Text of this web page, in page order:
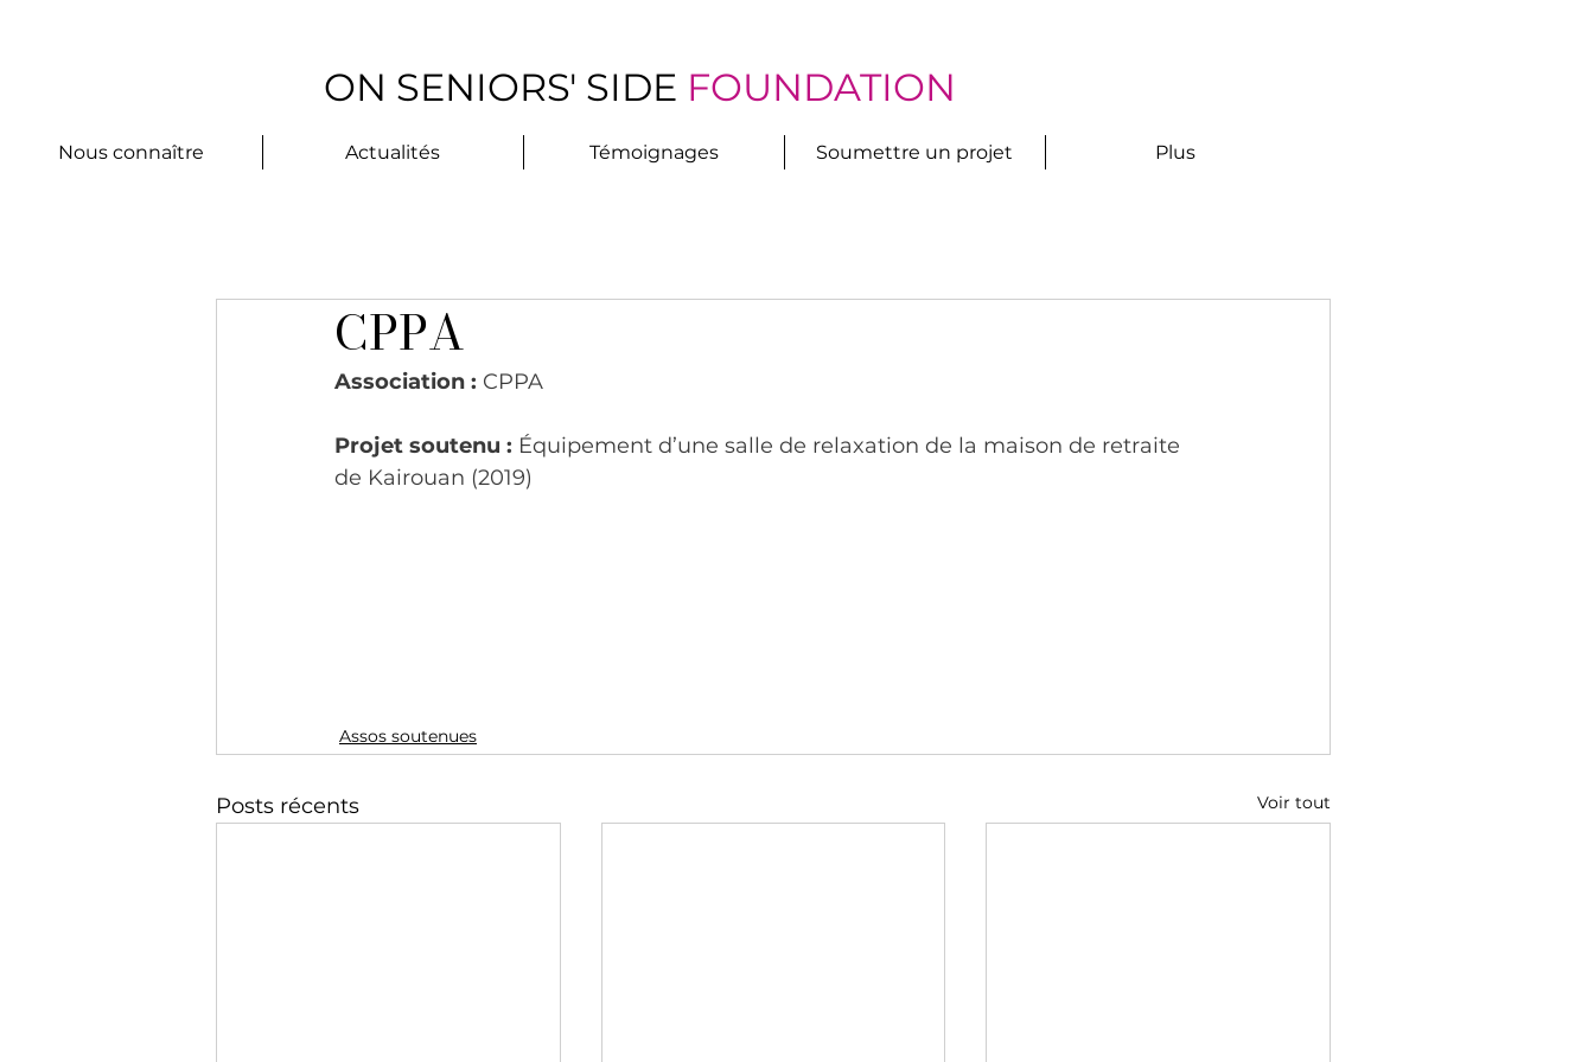
ON SENIORS' SIDE FOUNDATION
Nous connaître Actualités Témoignages Soumettre un projet Plus
CPPA
Association : CPPA
Projet soutenu : Équipement d’une salle de relaxation de la maison de retraite
de Kairouan (2019)
Assos soutenues
Posts récents Voir tout